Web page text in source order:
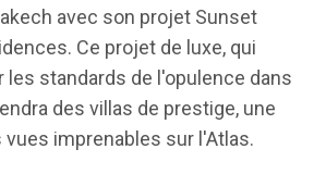
avec son projet Sunset
Ce projet de luxe, qui
les standards de l'opulence dans
des villas de prestige, une
vues imprenables sur l'Atlas.